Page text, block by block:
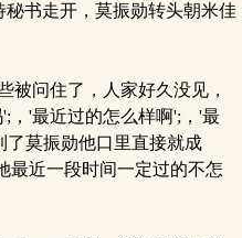
书走开，莫振勋转头朝米佳
被问住了，人家好久没见，
，'最近过的怎么样啊';，'最
了莫振勋他口里直接就成
最近一段时间一定过的不怎